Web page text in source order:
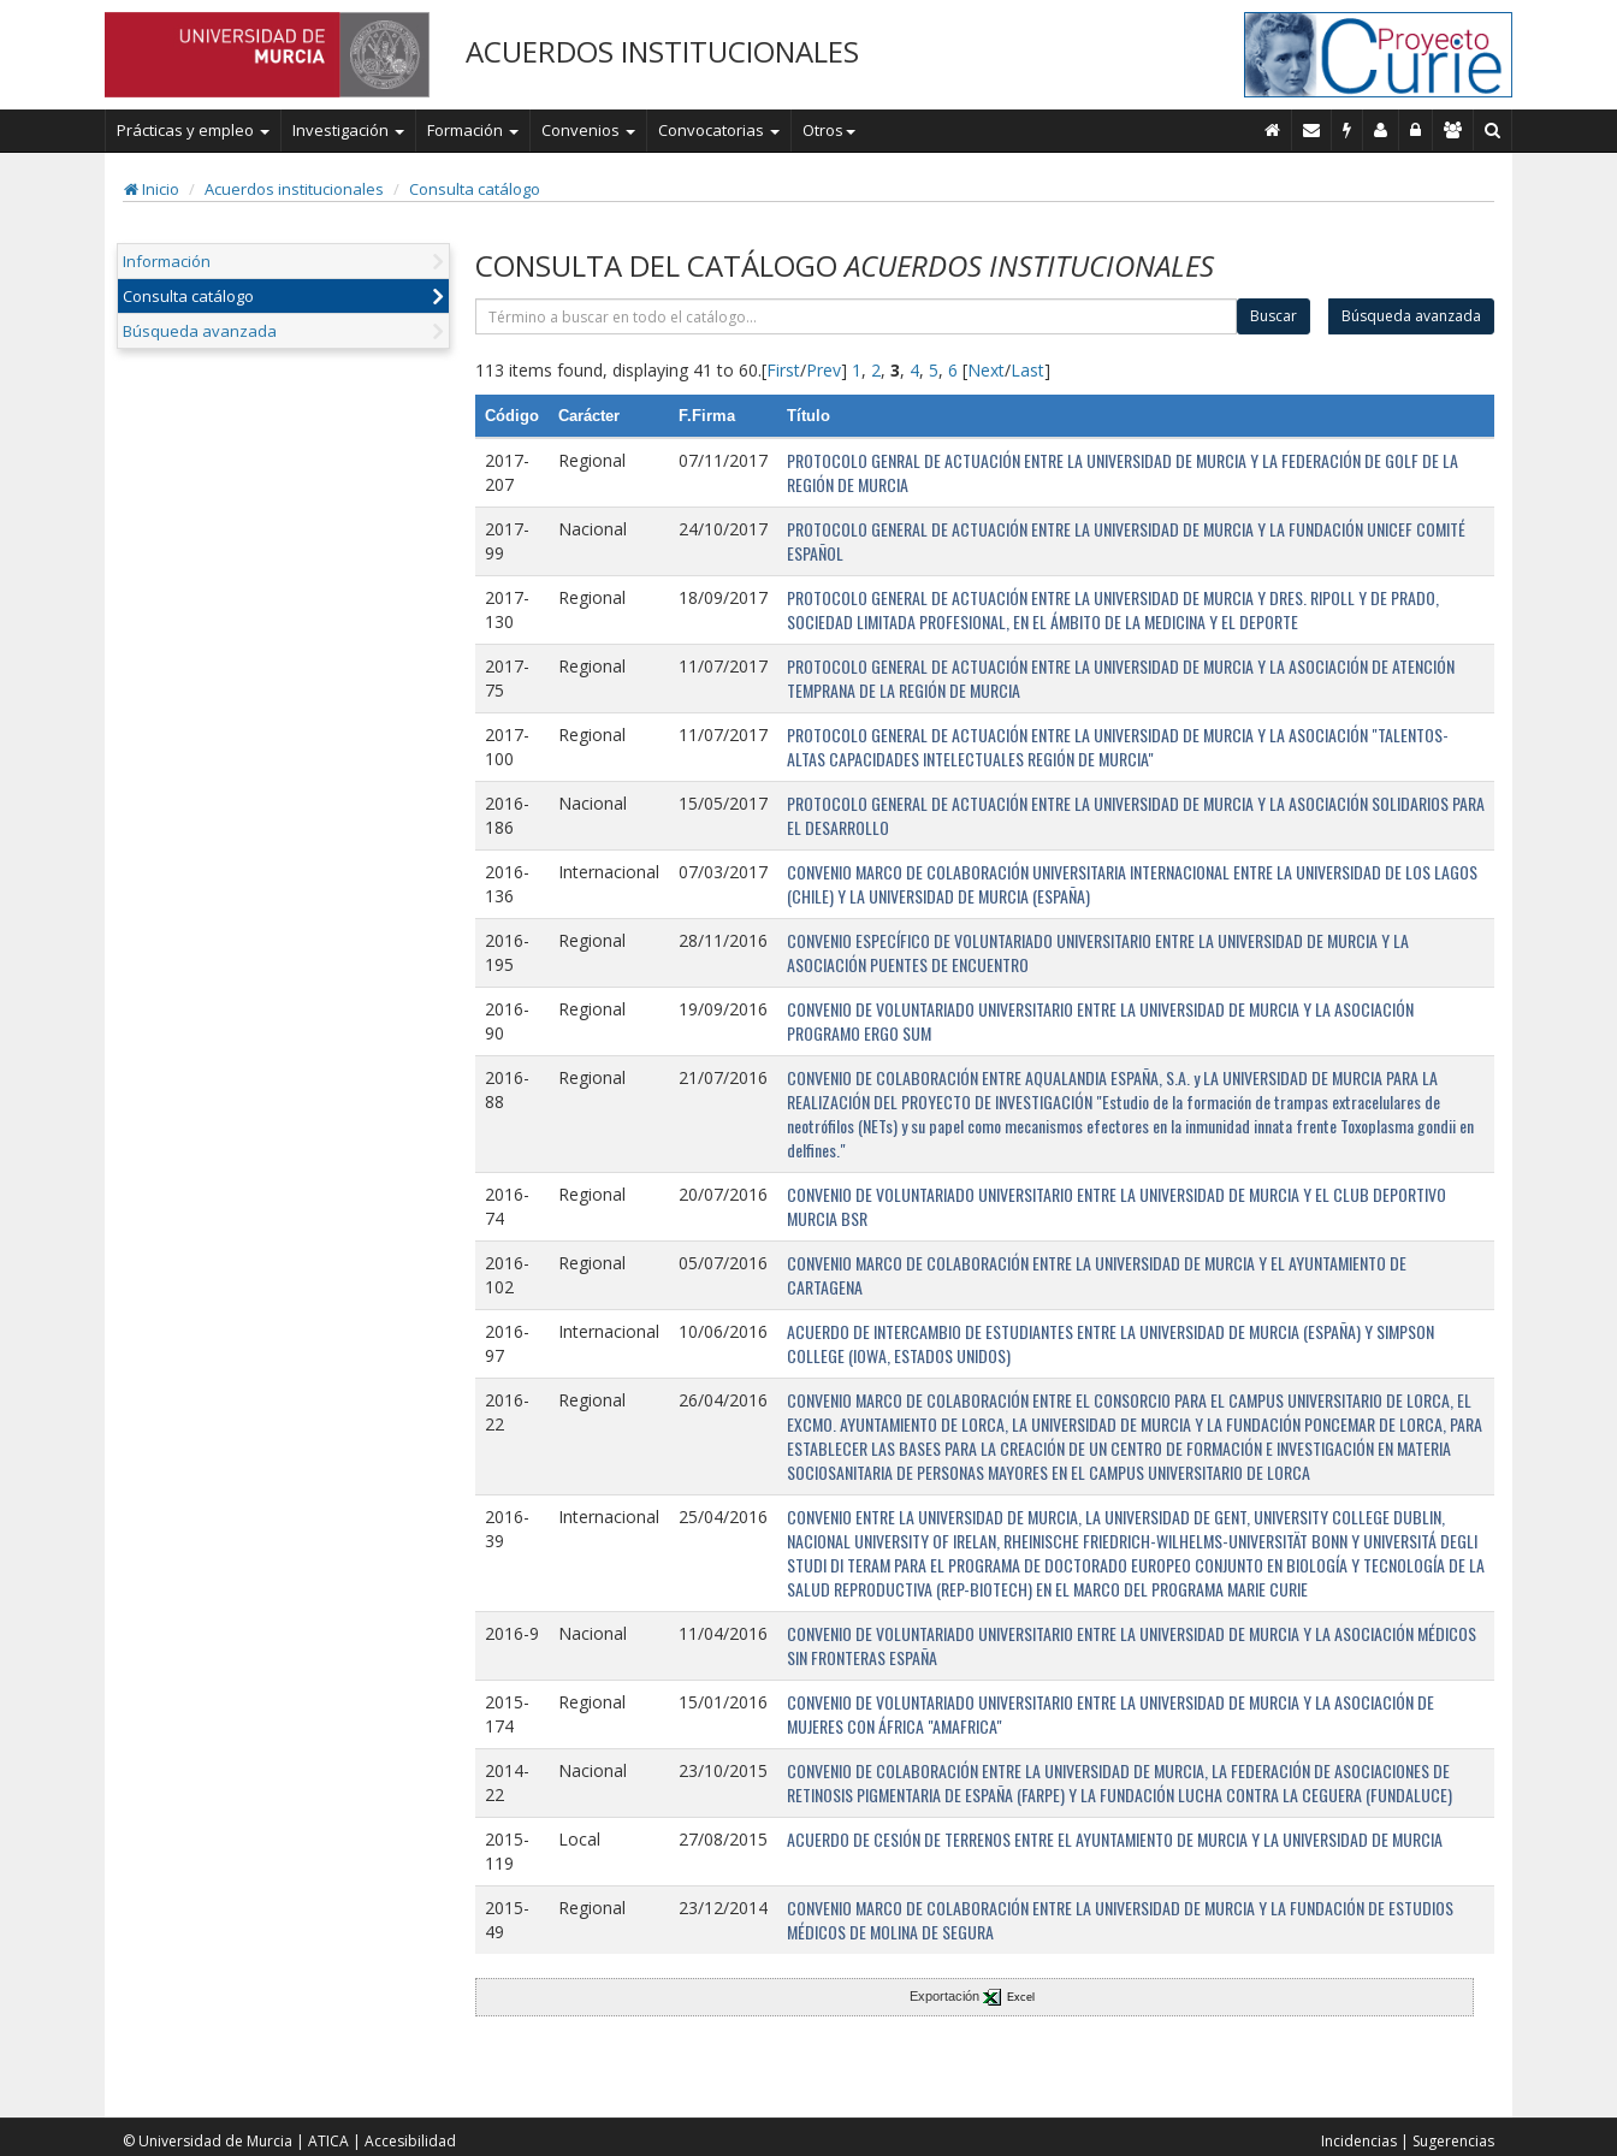
ACUERDOS INSTITUCIONALES
Prácticas y empleo Investigación Formación Convenios Convocatorias Otros
Inicio Acuerdos institucionales Consulta catálogo
Información
Consulta catálogo
Búsqueda avanzada
CONSULTA DEL CATÁLOGOACUERDOS INSTITUCIONALES
Buscar Búsqueda avanzada
113 items found, displaying 41 to 60.[First/Prev] 1 , 2, 3, 4, 5, 6 [Next/Last]
Código Carácter F.Firma Título
2017-
207
Regional 07/11/2017
PROTOCOLO GENRAL DE ACTUACIÓN ENTRE LA UNIVERSIDAD DE MURCIA Y LA FEDERACIÓN DE GOLF DE LA
REGIÓN DE MURCIA
2017-
99
Nacional 24/10/2017
PROTOCOLO GENERAL DE ACTUACIÓN ENTRE LA UNIVERSIDAD DE MURCIA Y LA FUNDACIÓN UNICEF COMITÉ
ESPAÑOL
2017-
130
Regional 18/09/2017
PROTOCOLO GENERAL DE ACTUACIÓN ENTRE LA UNIVERSIDAD DE MURCIA Y DRES. RIPOLL Y DE PRADO,
SOCIEDAD LIMITADA PROFESIONAL, EN EL ÁMBITO DE LA MEDICINA Y EL DEPORTE
2017-
75
Regional 11/07/2017
PROTOCOLO GENERAL DE ACTUACIÓN ENTRE LA UNIVERSIDAD DE MURCIA Y LA ASOCIACIÓN DE ATENCIÓN
TEMPRANA DE LA REGIÓN DE MURCIA
2017-
100
Regional 11/07/2017
PROTOCOLO GENERAL DE ACTUACIÓN ENTRE LA UNIVERSIDAD DE MURCIA Y LA ASOCIACIÓN "TALENTOS-
ALTAS CAPACIDADES INTELECTUALES REGIÓN DE MURCIA"
2016-
186
Nacional 15/05/2017
PROTOCOLO GENERAL DE ACTUACIÓN ENTRE LA UNIVERSIDAD DE MURCIA Y LA ASOCIACIÓN SOLIDARIOS PARA
EL DESARROLLO
2016-
136
Internacional 07/03/2017
CONVENIO MARCO DE COLABORACIÓN UNIVERSITARIA INTERNACIONAL ENTRE LA UNIVERSIDAD DE LOS LAGOS
(CHILE) Y LA UNIVERSIDAD DE MURCIA (ESPAÑA)
2016-
195
Regional 28/11/2016
CONVENIO ESPECÍFICO DE VOLUNTARIADO UNIVERSITARIO ENTRE LA UNIVERSIDAD DE MURCIA Y LA
ASOCIACIÓN PUENTES DE ENCUENTRO
2016-
90
Regional 19/09/2016
CONVENIO DE VOLUNTARIADO UNIVERSITARIO ENTRE LA UNIVERSIDAD DE MURCIA Y LA ASOCIACIÓN
PROGRAMO ERGO SUM
2016-
88
Regional 21/07/2016
CONVENIO DE COLABORACIÓN ENTRE AQUALANDIA ESPAÑA, S.A. y LA UNIVERSIDAD DE MURCIA PARA LA
REALIZACIÓN DEL PROYECTO DE INVESTIGACIÓN "Estudio de la formación de trampas extracelulares de
neotrófilos (NETs) y su papel como mecanismos efectores en la inmunidad innata frente Toxoplasma gondii en
delfines."
2016-
74
Regional 20/07/2016
CONVENIO DE VOLUNTARIADO UNIVERSITARIO ENTRE LA UNIVERSIDAD DE MURCIA Y EL CLUB DEPORTIVO
MURCIA BSR
2016-
102
Regional 05/07/2016
CONVENIO MARCO DE COLABORACIÓN ENTRE LA UNIVERSIDAD DE MURCIA Y EL AYUNTAMIENTO DE
CARTAGENA
2016-
97
Internacional 10/06/2016
ACUERDO DE INTERCAMBIO DE ESTUDIANTES ENTRE LA UNIVERSIDAD DE MURCIA (ESPAÑA) Y SIMPSON
COLLEGE (IOWA, ESTADOS UNIDOS)
2016-
22
Regional 26/04/2016
CONVENIO MARCO DE COLABORACIÓN ENTRE EL CONSORCIO PARA EL CAMPUS UNIVERSITARIO DE LORCA, EL
EXCMO. AYUNTAMIENTO DE LORCA, LA UNIVERSIDAD DE MURCIA Y LA FUNDACIÓN PONCEMAR DE LORCA, PARA
ESTABLECER LAS BASES PARA LA CREACIÓN DE UN CENTRO DE FORMACIÓN E INVESTIGACIÓN EN MATERIA
SOCIOSANITARIA DE PERSONAS MAYORES EN EL CAMPUS UNIVERSITARIO DE LORCA
2016-
39
Internacional 25/04/2016
CONVENIO ENTRE LA UNIVERSIDAD DE MURCIA, LA UNIVERSIDAD DE GENT, UNIVERSITY COLLEGE DUBLIN,
NACIONAL UNIVERSITY OF IRELAN, RHEINISCHE FRIEDRICH-WILHELMS-UNIVERSITÄT BONN Y UNIVERSITÁ DEGLI
STUDI DI TERAM PARA EL PROGRAMA DE DOCTORADO EUROPEO CONJUNTO EN BIOLOGÍA Y TECNOLOGÍA DE LA
SALUD REPRODUCTIVA (REP-BIOTECH) EN EL MARCO DEL PROGRAMA MARIE CURIE
2016-9 Nacional 11/04/2016
CONVENIO DE VOLUNTARIADO UNIVERSITARIO ENTRE LA UNIVERSIDAD DE MURCIA Y LA ASOCIACIÓN MÉDICOS
SIN FRONTERAS ESPAÑA
2015-
174
Regional 15/01/2016
CONVENIO DE VOLUNTARIADO UNIVERSITARIO ENTRE LA UNIVERSIDAD DE MURCIA Y LA ASOCIACIÓN DE
MUJERES CON ÁFRICA "AMAFRICA"
2014-
22
Nacional 23/10/2015
CONVENIO DE COLABORACIÓN ENTRE LA UNIVERSIDAD DE MURCIA, LA FEDERACIÓN DE ASOCIACIONES DE
RETINOSIS PIGMENTARIA DE ESPAÑA (FARPE) Y LA FUNDACIÓN LUCHA CONTRA LA CEGUERA (FUNDALUCE)
2015-
119
Local 27/08/2015 ACUERDO DE CESIÓN DE TERRENOS ENTRE EL AYUNTAMIENTO DE MURCIA Y LA UNIVERSIDAD DE MURCIA
2015-
49
Regional 23/12/2014
CONVENIO MARCO DE COLABORACIÓN ENTRE LA UNIVERSIDAD DE MURCIA Y LA FUNDACIÓN DE ESTUDIOS
MÉDICOS DE MOLINA DE SEGURA
Exportación Excel
© Universidad de Murcia ATICA Accesibilidad Incidencias Sugerencias